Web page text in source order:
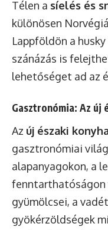
Télen a síelés és
különösen
Lappföldön a
szánázás is
lehetőséget ad az
Gasztronómia: Az új
Az új északi
gasztronómiai
alapanyagokon, a
fenntarthatóságon
gyümölcsei, a
gyökérzöldségek